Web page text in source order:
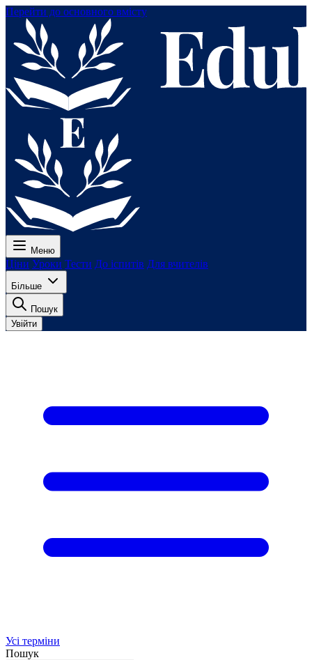
Перейти до основного вмісту
Меню
Ціни Уроки Тести До іспитів Для вчителів
Більше
Пошук
Увійти
Усі терміни
Пошук